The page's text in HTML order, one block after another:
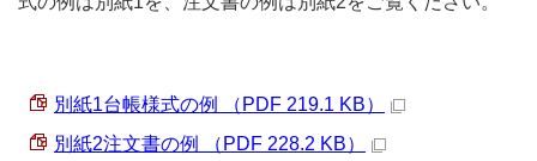
別紙1台帳様式の例 （PDF 219.1 KB）
別紙2注文書の例 （PDF 228.2 KB）